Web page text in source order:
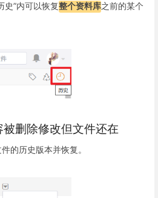
史”内可以恢复整个资料库之前的某个
删除修改但文件还在
的历史版本并恢复。